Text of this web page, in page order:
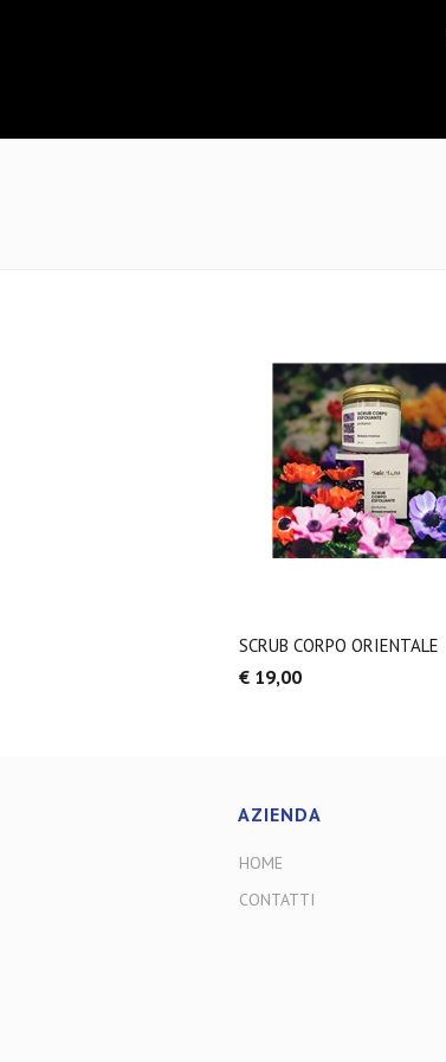
SCRUB CORPO ORIENTALE
€ 19,00
AZIENDA
HOME
CONTATTI